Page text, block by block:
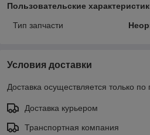
Пользовательские
Тип запчасти
Условия доставки
Доставка осуществляется только по
Доставка курьером
Транспортная компания